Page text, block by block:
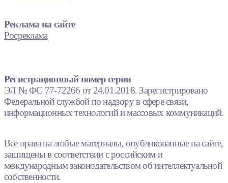
Реклама на сайте
Росреклама
Регистрационный номер серии
ЭЛ № ФС 77-72266 от 24.01.2018. Зарегистрировано
Федеральной службой по надзору в сфере связи,
информационных технологий и массовых коммуникаций.
Все права на любые материалы, опубликованные на сайте,
защищены в соответствии с российским и
международным законодательством об интеллектуальной
собственности.